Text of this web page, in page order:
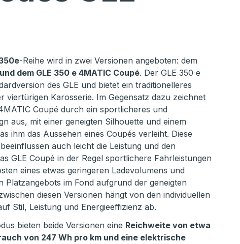
-Reihe wird in zwei Versionen angeboten: dem
dem GLE 350 e 4MATIC Coupé. Der GLE 350 e
des GLE und bietet ein traditionelleres
viertürigen Karosserie. Im Gegensatz dazu zeichnet
Coupé durch ein sportlicheres und
aus, mit einer geneigten Silhouette und einem
ihm das Aussehen eines Coupés verleiht. Diese
auch leicht die Leistung und den
GLE Coupé in der Regel sportlichere Fahrleistungen
eines etwas geringeren Ladevolumens und
Platzangebots im Fond aufgrund der geneigten
diesen Versionen hängt von den individuellen
Stil, Leistung und Energieeffizienz ab.
bieten beide Versionen eine Reichweite von etwa
von 247 Wh pro km und eine elektrische